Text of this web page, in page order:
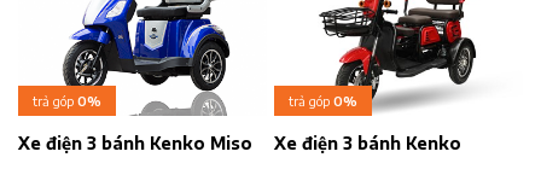
trả góp 0%
Xe điện 3 bánh Kenko Miso
trả góp 0%
Xe điện 3 bánh Kenko